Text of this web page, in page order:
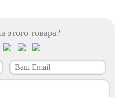
этого товара?